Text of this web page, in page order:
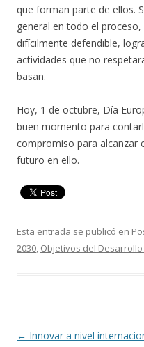
que forman parte de ellos.
general en todo el
difícilmente defendible,
actividades que no
basan.
Hoy, 1 de octubre, Día
buen momento para
compromiso para alcanzar
futuro en ello.
Esta entrada se publicó en
2030 Objetivos del
Navegación
← Innovar a nivel